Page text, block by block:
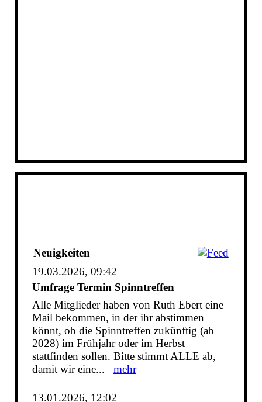
Neuigkeiten
19.03.2026, 09:42
Umfrage Termin Spinntreffen
Alle Mitglieder haben von Ruth Ebert eine
Mail bekommen, in der ihr abstimmen
könnt, ob die Spinntreffen zukünftig (ab
2028) im Frühjahr oder im Herbst
stattfinden sollen. Bitte stimmt ALLE ab,
damit wir eine... mehr
13.01.2026, 12:02